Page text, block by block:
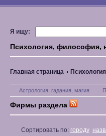
Я ищу:
Психология, философия,
Главная страница
Астрология, гадания, магия
Фирмы раздела
Сортировать по: городу